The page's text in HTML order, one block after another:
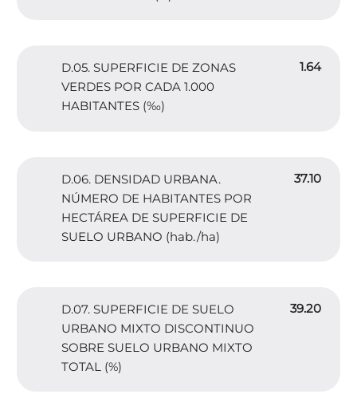
D.05. SUPERFICIE DE ZONAS
VERDES POR CADA 1.000
HABITANTES (‰)
1.64
D.06. DENSIDAD URBANA.
NÚMERO DE HABITANTES POR
HECTÁREA DE SUPERFICIE DE
SUELO URBANO (hab./ha)
37.10
D.07. SUPERFICIE DE SUELO
URBANO MIXTO DISCONTINUO
SOBRE SUELO URBANO MIXTO
TOTAL (%)
39.20